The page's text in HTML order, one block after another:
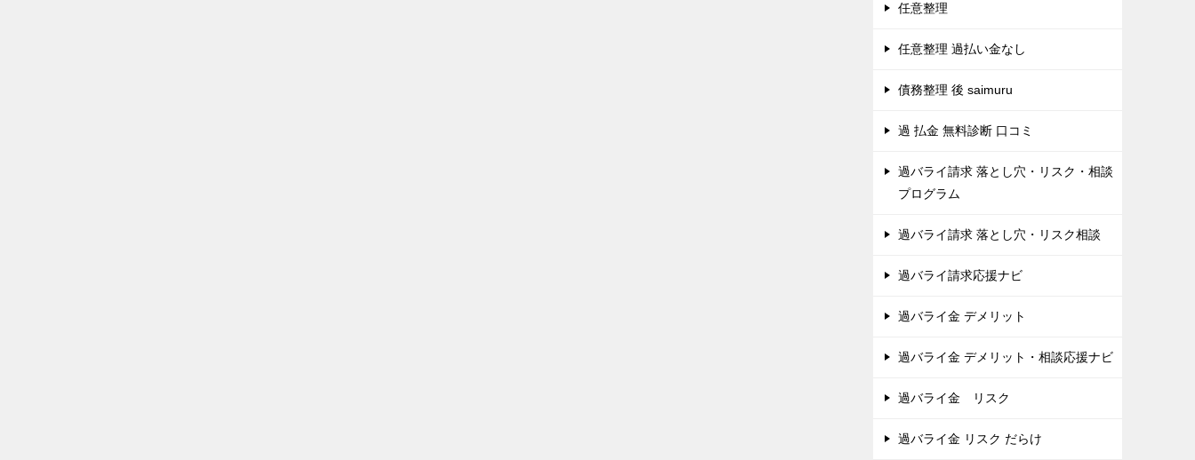
任意整理
任意整理 過払い金なし
債務整理 後 saimuru
過 払金 無料診断 口コミ
過バライ請求 落とし穴・リスク・相談
プログラム
過バライ請求 落とし穴・リスク相談
過バライ請求応援ナビ
過バライ金 デメリット
過バライ金 デメリット・相談応援ナビ
過バライ金 リスク
過バライ金 リスク だらけ